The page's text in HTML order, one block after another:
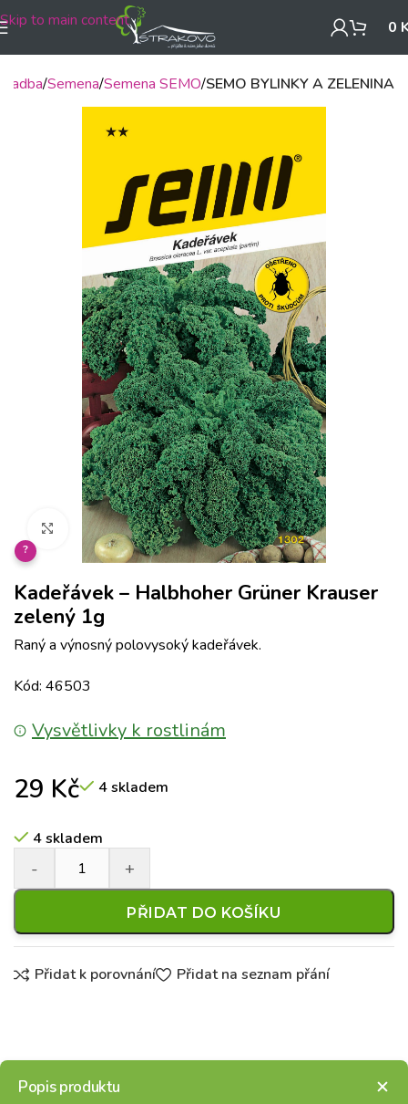
Skip to main content 0
sadba Semena Semena SEMO SEMO BYLINKY A ZELENINA
Klikněte pro zvětšení
?
Kadeřávek – Halbhoher Grüner Krauser
zelený 1g
Raný a výnosný polovysoký kadeřávek.
Kód: 46503
Vysvětlivky k rostlinám
29 Kč 4 skladem
4 skladem
PŘIDAT DO KOŠÍKU
Přidat k porovnání Přidat na seznam přání
Popis produktu